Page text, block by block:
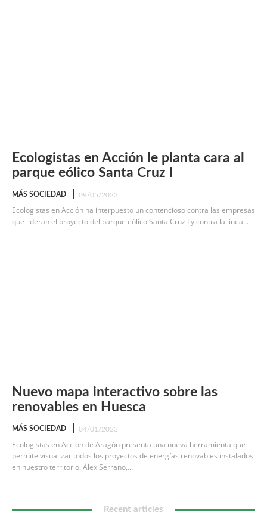
Ecologistas en Acción le planta cara al
parque eólico Santa Cruz I
MÁS SOCIEDAD 09/05/2023
Ecologistas en Acción ha interpuesto un contencioso contra las empresas
que lideran el proyecto del parque eólico Santa Cruz I y contra la línea...
Nuevo mapa interactivo sobre las
renovables en Huesca
MÁS SOCIEDAD 04/01/2023
Ecologistas en Acción de Aragón presenta una nueva herramienta que
permite visualizar todos los proyectos de energías renovables instalados
en nuestro territorio. Álex Serrano,...
Recent articles